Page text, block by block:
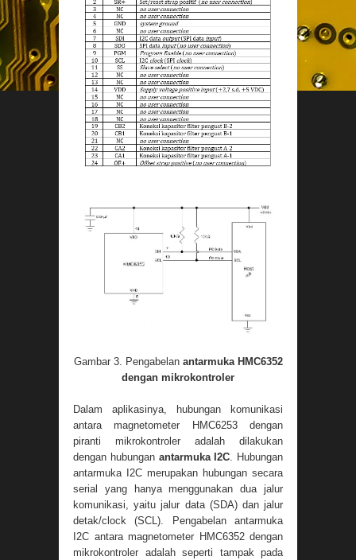
Gambar 3. Pengabelan antarmuka HMC6352
dengan mikrokontroler
Dalam aplikasinya, hubungan komunikasi
antara magnetometer HMC6253 dengan
piranti mikrokontroler adalah dilakukan
dengan hubungan antarmuka I2C. Hubungan
antarmuka I2C merupakan hubungan secara
serial yang hanya menggunakan dua jalur
komunikasi, yaitu jalur data (SDA) dan jalur
detak/clock (SCL). Pengabelan antarmuka
I2C antara magnetometer HMC6352 dengan
mikrokontroler adalah seperti tampak pada